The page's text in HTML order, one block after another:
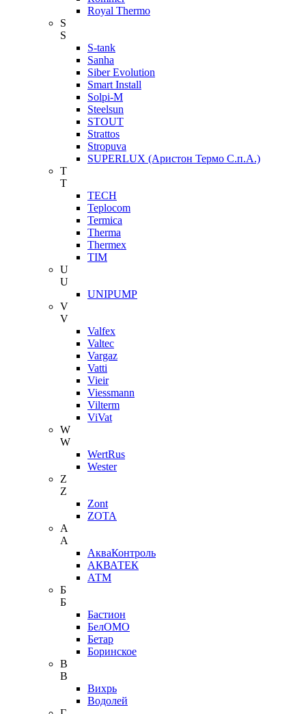
Royal Thermo
S
S
S-tank
Sanha
Siber Evolution
Smart Install
Solpi-M
Steelsun
STOUT
Strattos
Stropuva
SUPERLUX (Аристон Термо С.п.А.)
T
T
TECH
Teplocom
Termica
Therma
Thermex
TIM
U
U
UNIPUMP
V
V
Valfex
Valtec
Vargaz
Vatti
Vieir
Viessmann
Vilterm
ViVat
W
W
WertRus
Wester
Z
Z
Zont
ZOTA
А
А
АкваКонтроль
АКВАТЕК
АТМ
Б
Б
Бастион
БелОМО
Бетар
Боринское
В
В
Вихрь
Водолей